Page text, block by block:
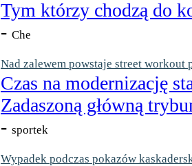
Tym którzy chodzą do
- Che
Nad zalewem powstaje street workout
Czas na modernizację
Zadaszoną główną
- sportek
Wypadek podczas pokazów